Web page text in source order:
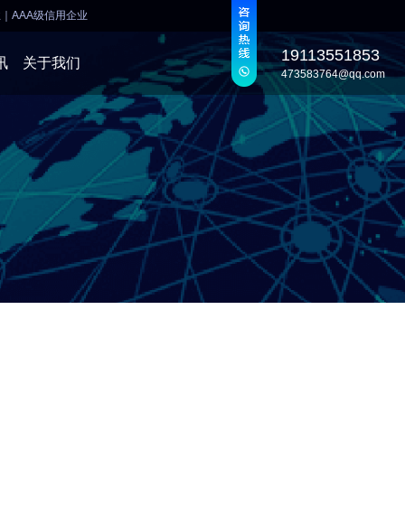
AAA级信用企业
关于我们 19113551853
473583764@qq.com